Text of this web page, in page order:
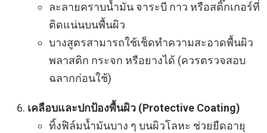
ละลายคราบน้ำมัน จาระบี กาว หรือสติ๊กเกอร์ที่
ติดแน่นบนพื้นผิว
บางสูตรสามารถใช้เช็ดทำความสะอาดพื้นผิว
พลาสติก กระจก หรือยางได้ (ควรตรวจสอบ
ฉลากก่อนใช้)
เคลือบและปกป้องพื้นผิว (Protective Coating)
ทิ้งฟิล์มน้ำมันบาง ๆ บนผิวโลหะ ช่วยยืดอายุ